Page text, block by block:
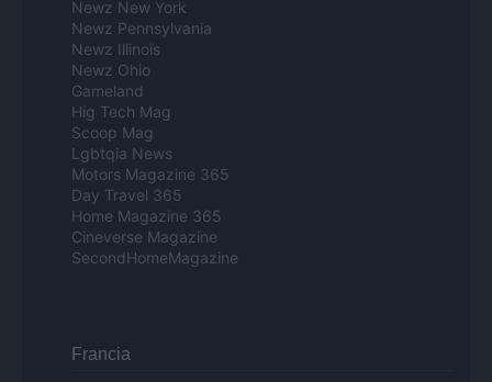
Newz New York
Newz Pennsylvania
Newz Illinois
Newz Ohio
Gameland
Hig Tech Mag
Scoop Mag
Lgbtqia News
Motors Magazine 365
Day Travel 365
Home Magazine 365
Cineverse Magazine
SecondHomeMagazine
Francia